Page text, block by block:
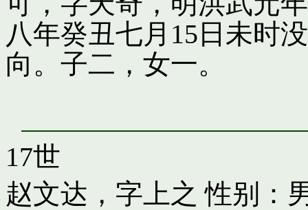
八年癸丑七月15日未时
向。子二，女一。
17世
赵文达，字上之 性别：